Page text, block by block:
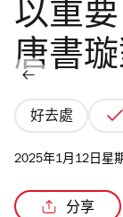
以重
唐書璇
好去處
2025年1月12日星
分享